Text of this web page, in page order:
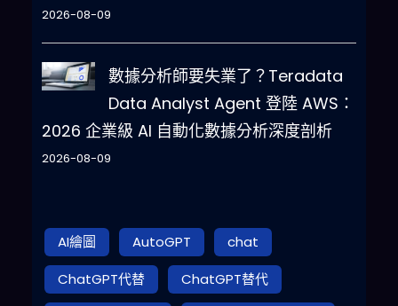
2026-08-09
數據分析師要失業了？Teradata
Data Analyst Agent 登陸 AWS：
2026 企業級 AI 自動化數據分析深度剖析
2026-08-09
AI繪圖 AutoGPT
chat
ChatGPT代替
ChatGPT替代